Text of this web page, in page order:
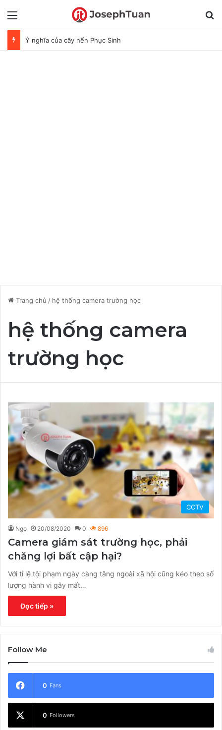
Ý nghĩa của cây nến Phục Sinh
Trang chủ / hệ thống camera trường học
hệ thống camera
trường học
CCTV
Ngọ 20/08/2020 0 896
Camera giám sát trường học, phải
chăng lợi bất cập hại?
Với tỉ lệ tội phạm ngày càng tăng ngoài xã hội cũng kéo theo số
lượng hành vi gây mất…
Đọc tiếp »
Follow Me
0 Fans
0 Followers